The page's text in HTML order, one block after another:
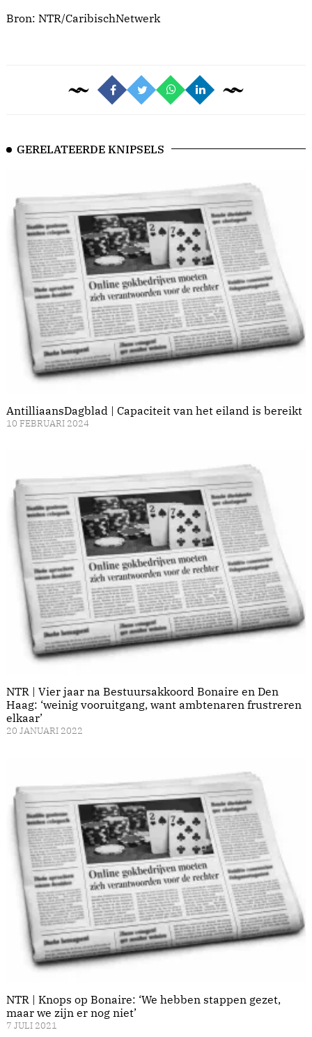
Bron: NTR/CaribischNetwerk
GERELATEERDE KNIPSELS
AntilliaansDagblad | Capaciteit van het eiland is bereikt
10 FEBRUARI 2024
NTR | Vier jaar na Bestuursakkoord Bonaire en Den
Haag: ‘weinig vooruitgang, want ambtenaren frustreren
elkaar’
20 JANUARI 2022
NTR | Knops op Bonaire: ‘We hebben stappen gezet,
maar we zijn er nog niet’
7 JULI 2021